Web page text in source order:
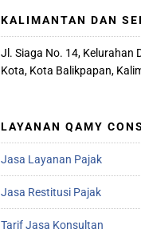
KALIMANTAN DAN
Jl. Siaga No. 14, Kelurahan
Kota, Kota Balikpapan,
LAYANAN QAMY
Jasa Layanan Pajak
Jasa Restitusi Pajak
Tarif Jasa Konsultan